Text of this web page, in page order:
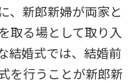
、新郎新婦が両家と
取る場として取り入
結婚式では、結婚前
を行うことが新郎新